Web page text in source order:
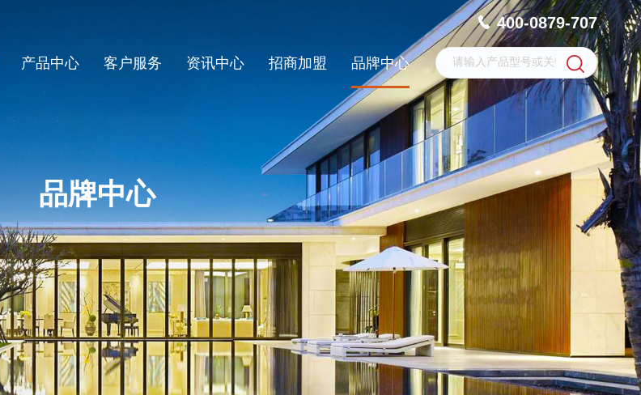
400-0879-707
产品中心 客户服务 资讯中心 招商加盟 品牌中心
品牌中心